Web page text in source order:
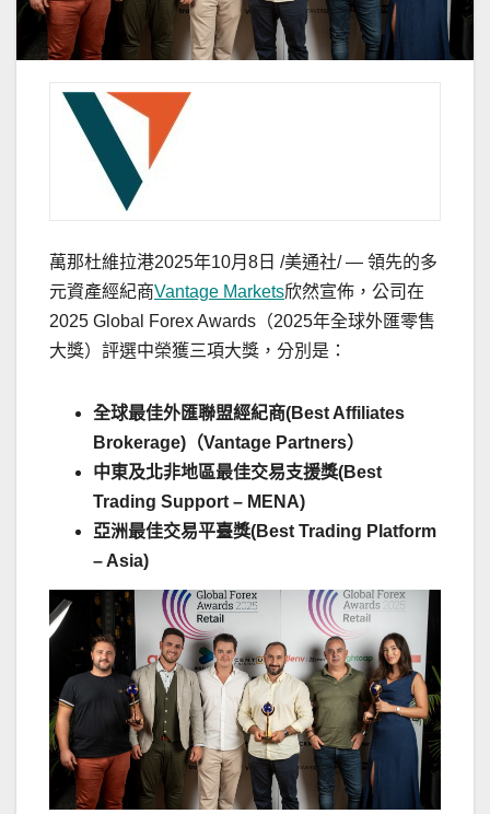
萬那杜維拉港2025年10月8日 /美通社/ — 領先的多
元資產經紀商Vantage Markets欣然宣佈，公司在
2025 Global Forex Awards（2025年全球外匯零售
大獎）評選中榮獲三項大獎，分別是：
全球最佳外匯聯盟經紀商(Best Affiliates
Brokerage)（Vantage Partners）
中東及北非地區最佳交易支援獎(Best
Trading Support – MENA)
亞洲最佳交易平臺獎(Best Trading Platform
– Asia)